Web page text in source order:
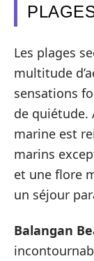
Les plages
multitude
sensations
de quiétude.
marine est
marins
et une flore
un séjour
Balangan